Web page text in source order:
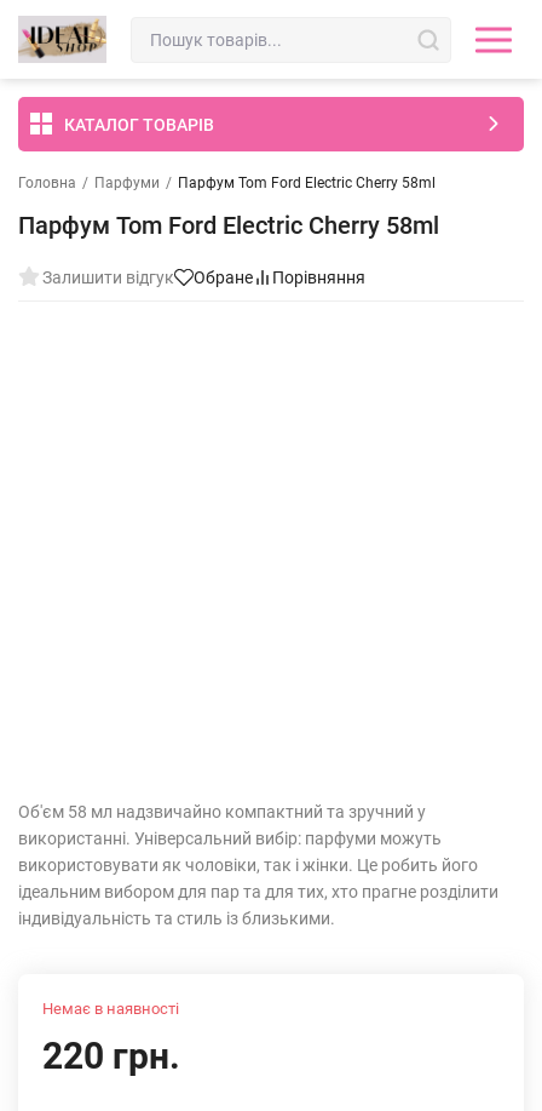
КАТАЛОГ ТОВАРІВ
Головна / Парфуми / Парфум Tom Ford Electric Cherry 58ml
Парфум Tom Ford Electric Cherry 58ml
Залишити відгук Обране Порівняння
Об'єм 58 мл надзвичайно компактний та зручний у
використанні. Універсальний вибір: парфуми можуть
використовувати як чоловіки, так і жінки. Це робить його
ідеальним вибором для пар та для тих, хто прагне розділити
індивідуальність та стиль із близькими.
Немає в наявності
220 грн.